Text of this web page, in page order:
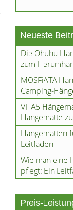
Neueste
Die Ohuhu-
zum
MOSFiATA
Camping-
VITA5
Hängematte
Hängematten
Leitfaden
Wie man eine
pflegt: Ein
Preis-